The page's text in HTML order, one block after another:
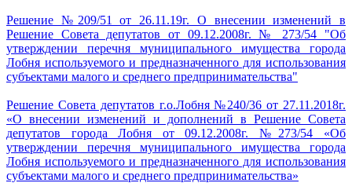
Решение №209/51 от 26.11.19г. О внесении изменений в
Решение Совета депутатов от 09.12.2008г. № 273/54 "Об
утверждении перечня муниципального имущества города
Лобня используемого и предназначенного для использования
субъектами малого и среднего предпринимательства"
Решение Совета депутатов г.о.Лобня №240/36 от 27.11.2018г.
«О внесении изменений и дополнений в Решение Совета
депутатов города Лобня от 09.12.2008г. №273/54 «Об
утверждении перечня муниципального имущества города
Лобня используемого и предназначенного для использования
субъектами малого и среднего предпринимательства»